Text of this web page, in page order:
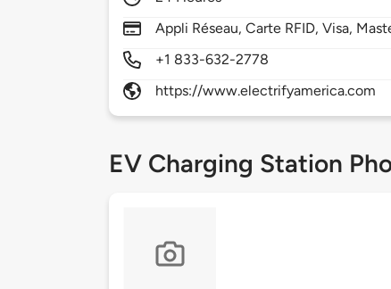
Appli Réseau, Carte RFID, Visa,
+1 833-632-2778
https://www.electrifyamerica.com
EV Charging Station